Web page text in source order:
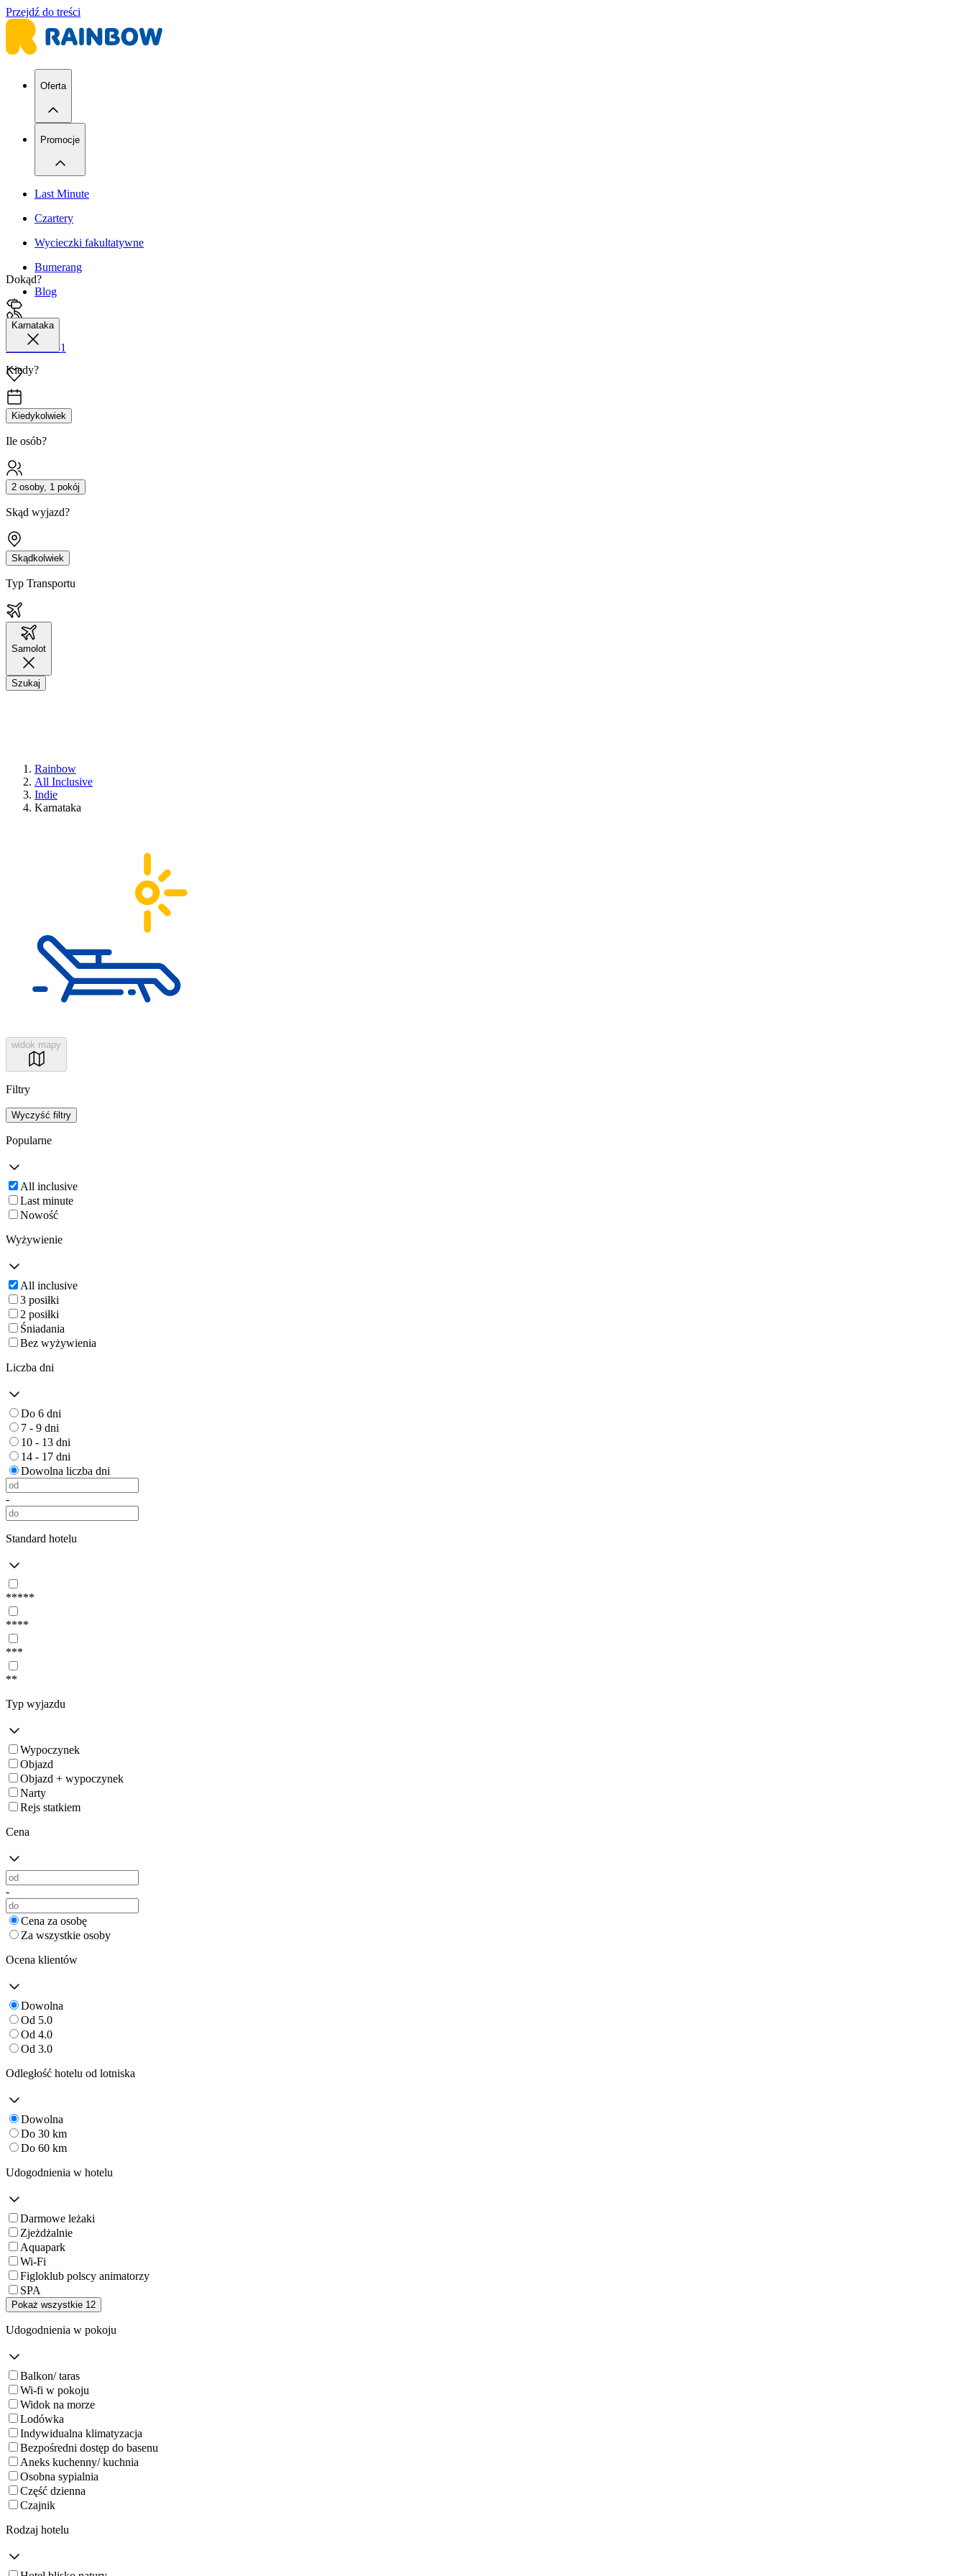
Przejdź do treści
Oferta
Promocje
Last Minute
Czartery
Wycieczki fakultatywne
Bumerang
Blog
42 680 38 51
Dokąd?
Karnataka
Kiedy?
Kiedykolwiek
Ile osób?
2 osoby, 1 pokój
Skąd wyjazd?
Skądkolwiek
Typ Transportu
Samolot
Szukaj
Rainbow
All Inclusive
Indie
Karnataka
widok mapy
Filtry
Wyczyść filtry
Popularne
All inclusive
Last minute
Nowość
Wyżywienie
All inclusive
3 posiłki
2 posiłki
Śniadania
Bez wyżywienia
Liczba dni
Do 6 dni
7 - 9 dni
10 - 13 dni
14 - 17 dni
Dowolna liczba dni
-
Standard hotelu
*****
****
***
**
Typ wyjazdu
Wypoczynek
Objazd
Objazd + wypoczynek
Narty
Rejs statkiem
Cena
-
Cena za osobę
Za wszystkie osoby
Ocena klientów
Dowolna
Od 5.0
Od 4.0
Od 3.0
Odległość hotelu od lotniska
Dowolna
Do 30 km
Do 60 km
Udogodnienia w hotelu
Darmowe leżaki
Zjeżdżalnie
Aquapark
Wi-Fi
Figloklub polscy animatorzy
SPA
Pokaż wszystkie 12
Udogodnienia w pokoju
Balkon/ taras
Wi-fi w pokoju
Widok na morze
Lodówka
Indywidualna klimatyzacja
Bezpośredni dostęp do basenu
Aneks kuchenny/ kuchnia
Osobna sypialnia
Część dzienna
Czajnik
Rodzaj hotelu